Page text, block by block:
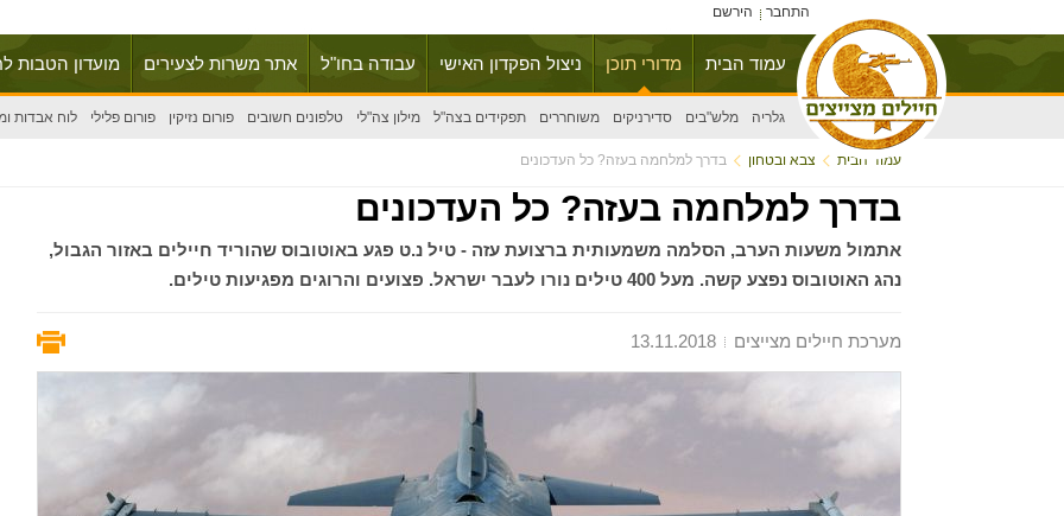
התחבר הירשם
עמוד הבית מדורי תוכן ניצול הפקדון האישי עבודה בחו"ל אתר משרות לצעירים מועדון הטבות
גלריה מלש"בים סדירניקים משוחררים תפקידים בצה"ל מילון צה"לי טלפונים חשובים פורום נזיקין פורום פלילי לוח אבדות
עמוד הבית צבא ובטחון בדרך למלחמה בעזה? כל העדכונים
בדרך למלחמה בעזה? כל העדכונים
אתמול משעות הערב, הסלמה משמעותית ברצועת עזה - טיל נ.ט פגע באוטובוס שהוריד חיילים באזור הגבול,
נהג האוטובוס נפצע קשה. מעל 400 טילים נורו לעבר ישראל. פצועים והרוגים מפגיעות טילים.
מערכת חיילים מצייצים